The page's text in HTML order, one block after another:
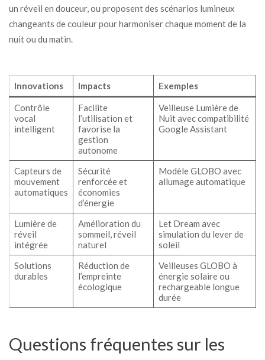
un réveil en douceur, ou proposent des scénarios lumineux
changeants de couleur pour harmoniser chaque moment de la
nuit ou du matin.
Innovations Impacts Exemples
Contrôle
vocal
intelligent
Facilite
l’utilisation et
favorise la
gestion
autonome
Veilleuse Lumière de
Nuit avec compatibilité
Google Assistant
Capteurs de
mouvement
automatiques
Sécurité
renforcée et
économies
d’énergie
Modèle GLOBO avec
allumage automatique
Lumière de
réveil
intégrée
Amélioration du
sommeil, réveil
naturel
Let Dream avec
simulation du lever de
soleil
Solutions
durables
Réduction de
l’empreinte
écologique
Veilleuses GLOBO à
énergie solaire ou
rechargeable longue
durée
Questions fréquentes sur les